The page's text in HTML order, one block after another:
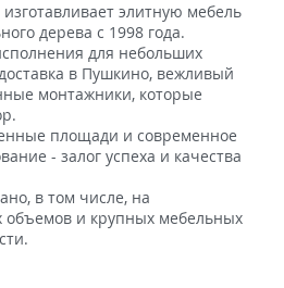
элитную мебель
дерева с 1998 года.
для небольших
в Пушкино, вежливый
монтажники, которые
площади и современное
- залог успеха и качества
в том числе, на
объемов и крупных мебельных